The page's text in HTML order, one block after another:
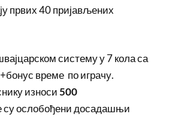
првих 40 пријављених
систему у 7 кола са
време по играчу.
износи500
су ослобођени досадашњи